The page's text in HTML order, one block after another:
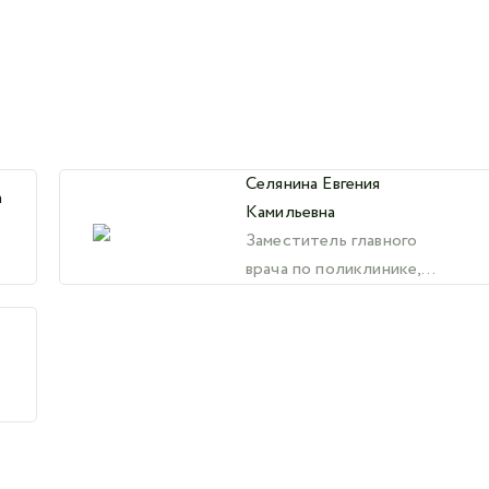
Селянина Евгения
Камильевна
Заместитель главного
врача по поликлинике,